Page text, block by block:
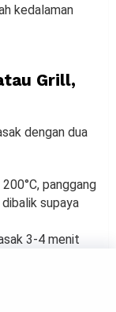
kedalaman
Grill,
dengan dua
panggang
supaya
3-4 menit